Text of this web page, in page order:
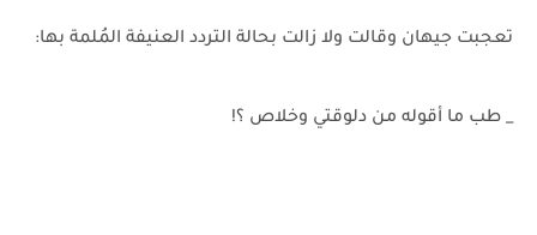
تعجبت جيهان وقالت ولا زالت بحالة التردد العنيفة المُلمة بها:
_ طب ما أقوله من دلوقتي وخلاص ؟!